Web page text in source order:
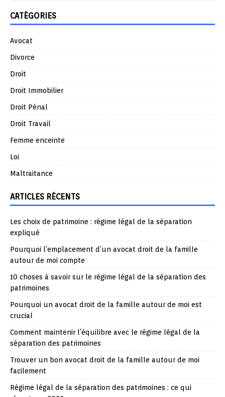
CATÉGORIES
Avocat
Divorce
Droit
Droit Immobilier
Droit Pénal
Droit Travail
Femme enceinte
Loi
Maltraitance
ARTICLES RÉCENTS
Les choix de patrimoine : régime légal de la séparation
expliqué
Pourquoi l’emplacement d’un avocat droit de la famille
autour de moi compte
10 choses à savoir sur le régime légal de la séparation des
patrimoines
Pourquoi un avocat droit de la famille autour de moi est
crucial
Comment maintenir l’équilibre avec le régime légal de la
séparation des patrimoines
Trouver un bon avocat droit de la famille autour de moi
facilement
Régime légal de la séparation des patrimoines : ce qui